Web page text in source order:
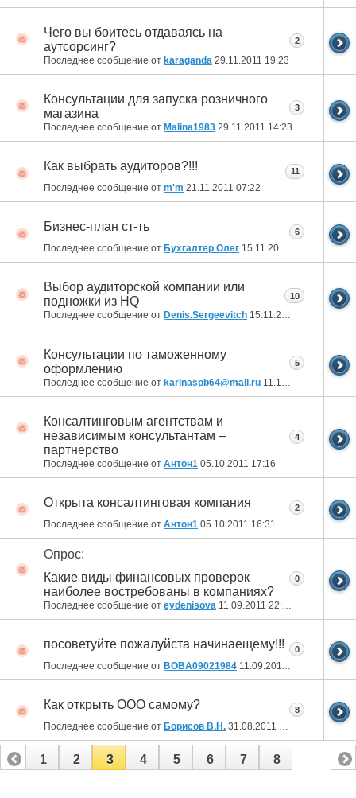
Чего вы боитесь отдаваясь на
аутсорсинг?
Последнее сообщение от karaganda 29.11.2011 19:23
2
Консультации для запуска розничного
магазина
Последнее сообщение от Malina1983 29.11.2011 14:23
3
Как выбрать аудиторов?!!!
Последнее сообщение от m'm 21.11.2011 07:22
11
Бизнес-план ст-ть
Последнее сообщение от Бухгалтер Олег 15.11.2011
6
Выбор аудиторской компании или
подножки из HQ
Последнее сообщение от Denis.Sergeevitch 15.11.2011
10
Консультации по таможенному
оформлению
Последнее сообщение от karinaspb64@mail.ru 11.10.2011
5
Консалтинговым агентствам и
независимым консультантам –
партнерство
Последнее сообщение от Антон1 05.10.2011 17:16
4
Открыта консалтинговая компания
Последнее сообщение от Антон1 05.10.2011 16:31
2
Опрос:
Какие виды финансовых проверок
наиболее востребованы в компаниях?
Последнее сообщение от eydenisova 11.09.2011 22:20
0
посоветуйте пожалуйста начинаещему!!!
Последнее сообщение от BOBA09021984 11.09.2011 11:43
0
Как открыть ООО самому?
Последнее сообщение от Борисов В.Н. 31.08.2011 21:37
8
1 2 3 4 5 6 7 8